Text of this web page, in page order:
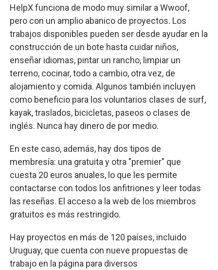
HelpX funciona de modo muy similar a Wwoof,
pero con un amplio abanico de proyectos. Los
trabajos disponibles pueden ser desde ayudar en la
construcción de un bote hasta cuidar niños,
enseñar idiomas, pintar un rancho, limpiar un
terreno, cocinar, todo a cambio, otra vez, de
alojamiento y comida. Algunos también incluyen
como beneficio para los voluntarios clases de surf,
kayak, traslados, bicicletas, paseos o clases de
inglés. Nunca hay dinero de por medio.
En este caso, además, hay dos tipos de
membresía: una gratuita y otra "premier" que
cuesta 20 euros anuales, lo que les permite
contactarse con todos los anfitriones y leer todas
las reseñas. El acceso a la web de los miembros
gratuitos es más restringido.
Hay proyectos en más de 120 países, incluido
Uruguay, que cuenta con nueve propuestas de
trabajo en la página para diversos